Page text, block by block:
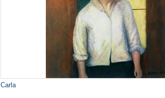
Carla